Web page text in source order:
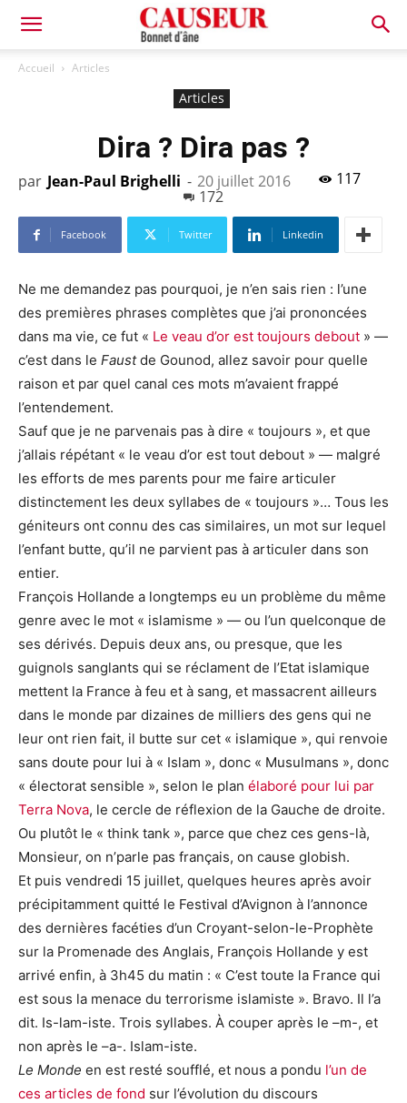
Bonnet
Accueil Articles
Articles
Dira ? Dira pas ?
par Jean-Paul Brighelli - 20 juillet 2016
117
172
Facebook Twitter Linkedin
Ne me demandez pas pourquoi, je n’en sais rien : l’une
des premières phrases complètes que j’ai prononcées
dans ma vie, ce fut « Le veau d’or est toujours debout » —
c’est dans le Faustde Gounod, allez savoir pour quelle
raison et par quel canal ces mots m’avaient frappé
l’entendement.
Sauf que je ne parvenais pas à dire « toujours », et que
j’allais répétant « le veau d’or est tout debout » — malgré
les efforts de mes parents pour me faire articuler
distinctement les deux syllabes de « toujours »… Tous les
géniteurs ont connu des cas similaires, un mot sur lequel
l’enfant butte, qu’il ne parvient pas à articuler dans son
entier.
François Hollande a longtemps eu un problème du même
genre avec le mot « islamisme » — ou l’un quelconque de
ses dérivés. Depuis deux ans, ou presque, que les
guignols sanglants qui se réclament de l’Etat islamique
mettent la France à feu et à sang, et massacrent ailleurs
dans le monde par dizaines de milliers des gens qui ne
leur ont rien fait, il butte sur cet « islamique », qui renvoie
sans doute pour lui à « Islam », donc « Musulmans », donc
« électorat sensible », selon le plan élaboré pour lui par
Terra Nova, le cercle de réflexion de la Gauche de droite.
Ou plutôt le « think tank », parce que chez ces gens-là,
Monsieur, on n’parle pas français, on cause globish.
Et puis vendredi 15 juillet, quelques heures après avoir
précipitamment quitté le Festival d’Avignon à l’annonce
des dernières facéties d’un Croyant-selon-le-Prophète
sur la Promenade des Anglais, François Hollande y est
arrivé enfin, à 3h45 du matin : « C’est toute la France qui
est sous la menace du terrorisme islamiste ». Bravo. Il l’a
dit. Is-lam-iste. Trois syllabes. À couper après le –m-, et
non après le –a-. Islam-iste.
Le Monde en est resté soufflé, et nous a pondu l’un de
ces articles de fond sur l’évolution du discours